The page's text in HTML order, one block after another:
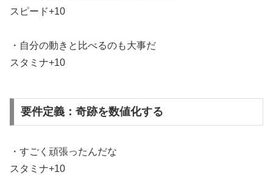
スピード+10
・自分の動きと比べるのも大事だ
スタミナ+10
要件定義：奇跡を数値化する
・すごく頑張ったんだな
スタミナ+10